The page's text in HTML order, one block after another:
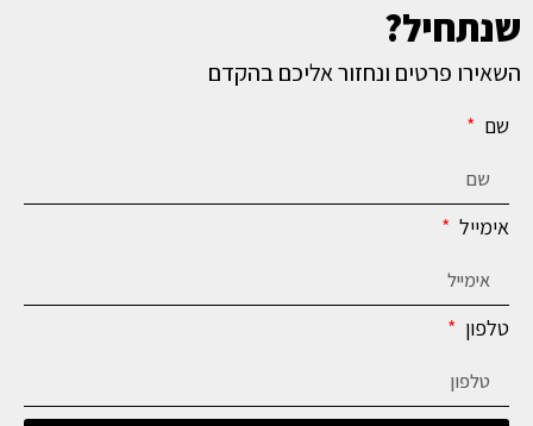
שנתחיל?
השאירו פרטים ונחזור אליכם בהקדם
שם
אימייל
טלפון